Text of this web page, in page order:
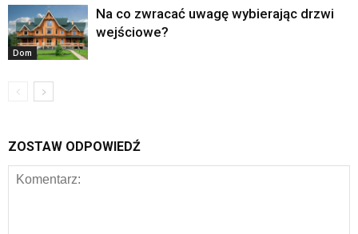
Dom
Na co zwracać uwagę wybierając drzwi
wejściowe?
ZOSTAW ODPOWIEDŹ